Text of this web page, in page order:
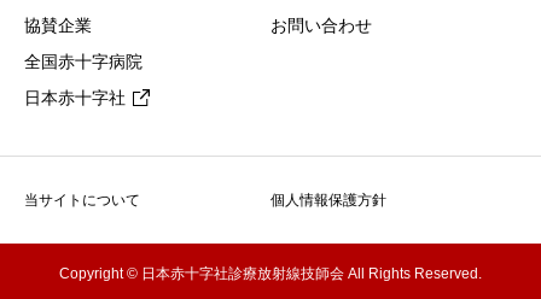
協賛企業
全国赤十字病院
日本赤十字社
お問い合わせ
当サイトについて 個人情報保護方針
Copyright © 日本赤十字社診療放射線技師会 All Rights Reserved.